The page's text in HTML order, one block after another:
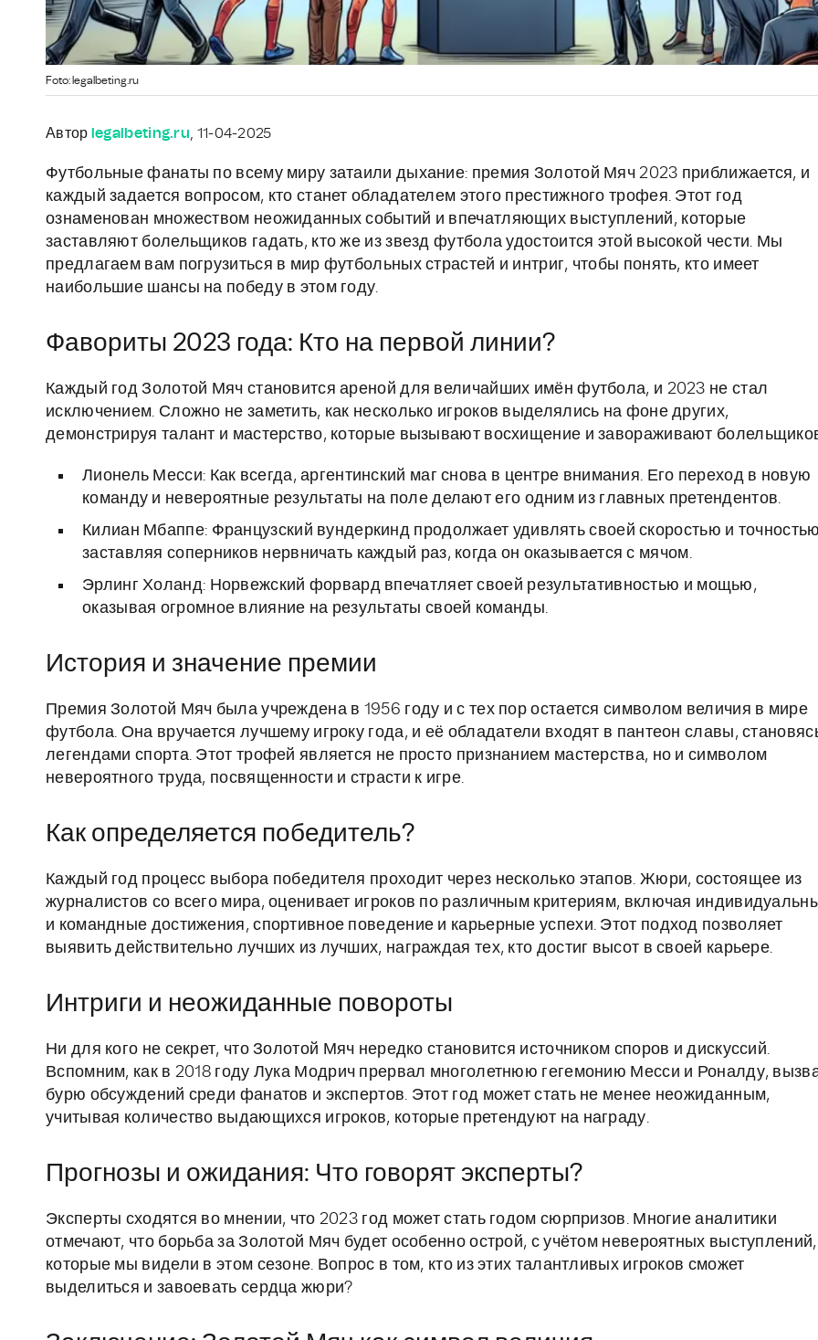
Foto: legalbeting.ru
Автор legalbeting.ru, 11-04-2025
Футбольные фанаты по всему миру затаили дыхание: премия Золотой Мяч 2023 приближается, и
каждый задается вопросом, кто станет обладателем этого престижного трофея. Этот год
ознаменован множеством неожиданных событий и впечатляющих выступлений, которые
заставляют болельщиков гадать, кто же из звезд футбола удостоится этой высокой чести. Мы
предлагаем вам погрузиться в мир футбольных страстей и интриг, чтобы понять, кто имеет
наибольшие шансы на победу в этом году.
Фавориты 2023 года: Кто на первой линии?
Каждый год Золотой Мяч становится ареной для величайших имён футбола, и 2023 не стал
исключением. Сложно не заметить, как несколько игроков выделялись на фоне других,
демонстрируя талант и мастерство, которые вызывают восхищение и завораживают
Лионель Месси: Как всегда, аргентинский маг снова в центре внимания. Его переход в новую
команду и невероятные результаты на поле делают его одним из главных претендентов.
Килиан Мбаппе: Французский вундеркинд продолжает удивлять своей скоростью и
заставляя соперников нервничать каждый раз, когда он оказывается с мячом.
Эрлинг Холанд: Норвежский форвард впечатляет своей результативностью и мощью,
оказывая огромное влияние на результаты своей команды.
История и значение премии
Премия Золотой Мяч была учреждена в 1956 году и с тех пор остается символом величия в мире
футбола. Она вручается лучшему игроку года, и её обладатели входят в пантеон славы,
легендами спорта. Этот трофей является не просто признанием мастерства, но и символом
невероятного труда, посвященности и страсти к игре.
Как определяется победитель?
Каждый год процесс выбора победителя проходит через несколько этапов. Жюри, состоящее из
журналистов со всего мира, оценивает игроков по различным критериям, включая
и командные достижения, спортивное поведение и карьерные успехи. Этот подход позволяет
выявить действительно лучших из лучших, награждая тех, кто достиг высот в своей карьере.
Интриги и неожиданные повороты
Ни для кого не секрет, что Золотой Мяч нередко становится источником споров и дискуссий.
Вспомним, как в 2018 году Лука Модрич прервал многолетнюю гегемонию Месси и Роналду,
бурю обсуждений среди фанатов и экспертов. Этот год может стать не менее неожиданным,
учитывая количество выдающихся игроков, которые претендуют на награду.
Прогнозы и ожидания: Что говорят эксперты?
Эксперты сходятся во мнении, что 2023 год может стать годом сюрпризов. Многие аналитики
отмечают, что борьба за Золотой Мяч будет особенно острой, с учётом невероятных выступлений,
которые мы видели в этом сезоне. Вопрос в том, кто из этих талантливых игроков сможет
выделиться и завоевать сердца жюри?